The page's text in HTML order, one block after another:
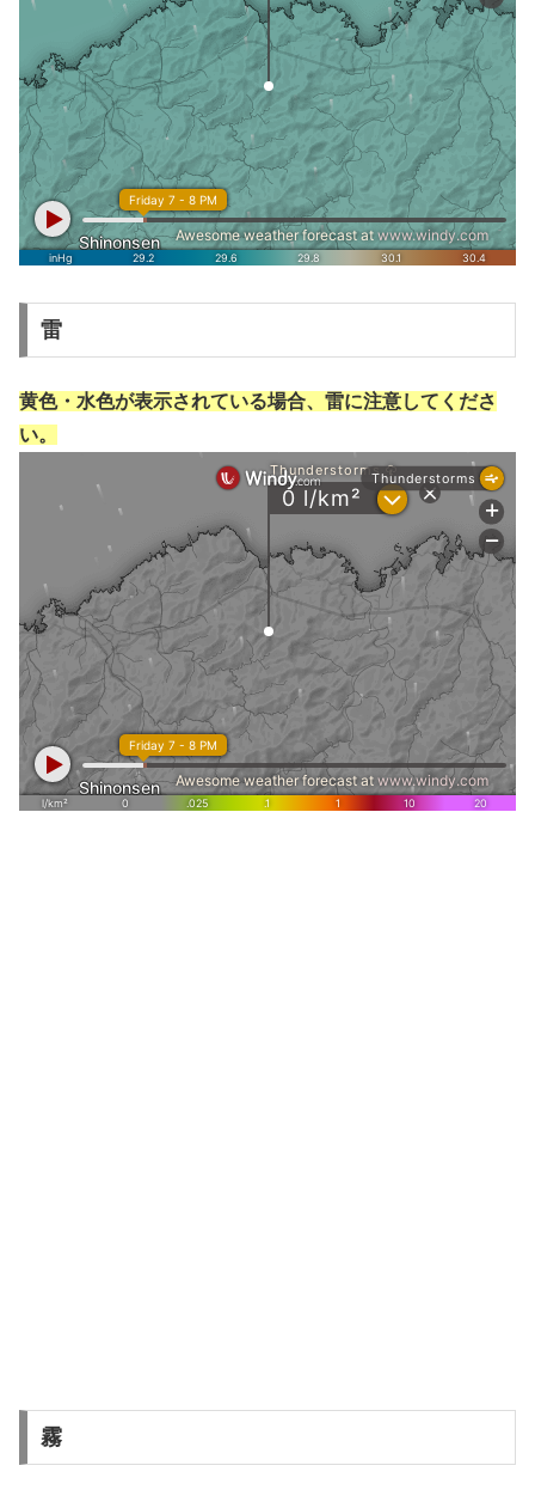
雷
黄色・水色が表示されている場合、雷に注意してくださ
い。
霧